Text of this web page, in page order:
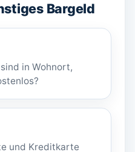
Bargeld
in Wohnort,
und Kreditkarte